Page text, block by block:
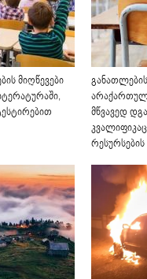
მიღწევები
მწვავედ